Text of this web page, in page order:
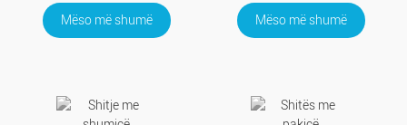
Mëso më shumë Mëso më shumë